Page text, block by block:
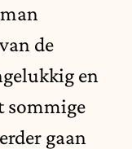
de
en
sommige
gaan